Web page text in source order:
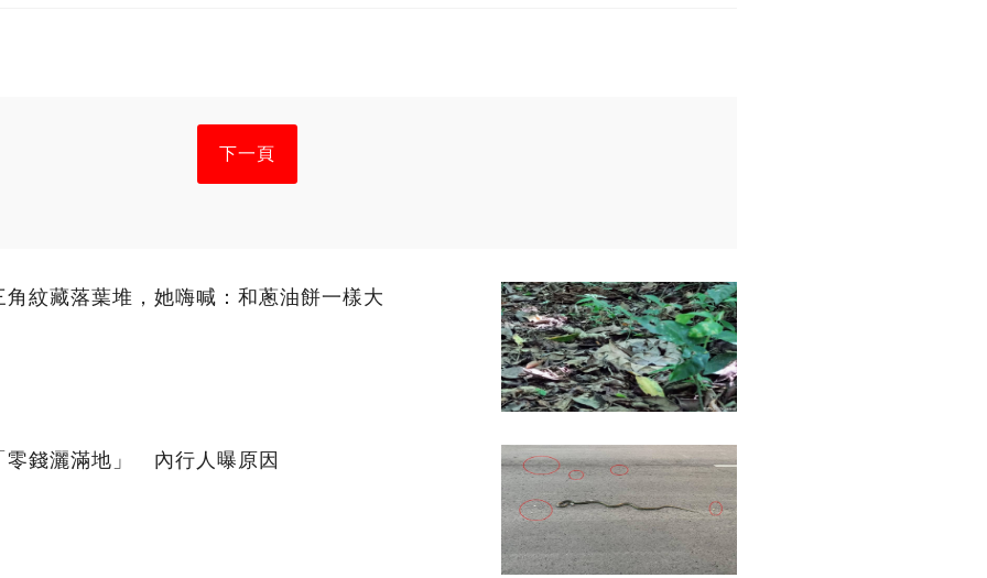
下一頁
紋藏落葉堆，她嗨喊：和蔥油餅一樣大
零錢灑滿地」 內行人曝原因